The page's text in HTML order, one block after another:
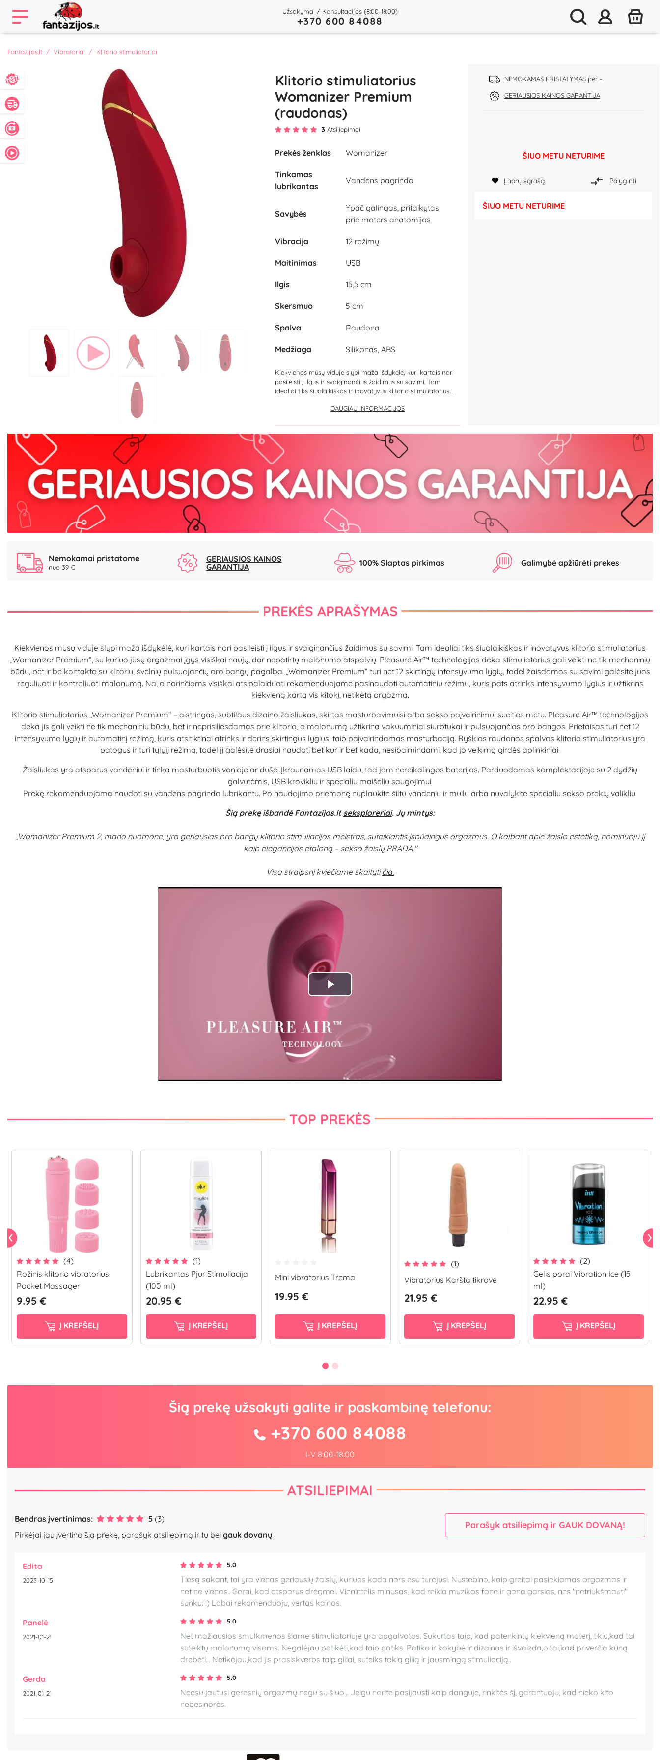
Užsakymai / Konsultacijos (8:00-18:00)
+370 600 84088
Fantazijos.lt Vibratoriai Klitorio stimuliatoriai
Video
Klitorio stimuliatorius
Womanizer Premium
(raudonas)
3 Atsiliepimai
NEMOKAMAS PRISTATYMAS per -
GERIAUSIOS KAINOS GARANTIJA
Prekės ženklas Womanizer
Tinkamas
lubrikantas
Vandens pagrindo
Savybės
Ypač galingas, pritaikytas
prie moters anatomijos
Vibracija 12 režimų
Maitinimas USB
Ilgis 15,5 cm
Skersmuo 5 cm
Spalva Raudona
Medžiaga Silikonas, ABS
Kiekvienos mūsų viduje slypi maža išdykėlė, kuri kartais nori
pasileisti į ilgus ir svaiginančius žaidimus su savimi. Tam
idealiai tiks šiuolaikiškas ir inovatyvus klitorio stimuliatorius...
DAUGIAU INFORMACIJOS
ŠIUO METU NETURIME
Į norų sąrašą Palyginti
ŠIUO METU NETURIME
Nemokamai pristatome
nuo 39 €
GERIAUSIOS KAINOS
GARANTIJA
100% Slaptas pirkimas Galimybė apžiūrėti prekes
PREKĖS APRAŠYMAS
Kiekvienos mūsų viduje slypi maža išdykėlė, kuri kartais nori pasileisti į ilgus ir svaiginančius žaidimus su savimi. Tam idealiai tiks šiuolaikiškas ir inovatyvus klitorio stimuliatorius
„Womanizer Premium“, su kuriuo jūsų orgazmai įgys visiškai naujų, dar nepatirtų malonumo atspalvių. Pleasure Air™ technologijos dėka stimuliatorius gali veikti ne tik mechaniniu
būdu, bet ir be kontakto su klitoriu, švelnių pulsuojančių oro bangų pagalba. „Womanizer Premium“ turi net 12 skirtingų intensyvumo lygių, todėl žaisdamos su savimi galėsite juos
reguliuoti ir kontroliuoti malonumą. Na, o norinčioms visiškai atsipalaiduoti rekomenduojame pasinaudoti automatiniu režimu, kuris pats atrinks intensyvumo lygius ir užtikrins
kiekvieną kartą vis kitokį, netikėtą orgazmą.
Klitorio stimuliatorius „Womanizer Premium“ – aistringas, subtilaus dizaino žaisliukas, skirtas masturbavimuisi arba sekso paįvairinimui sueities metu. Pleasure Air™ technologijos
dėka jis gali veikti ne tik mechaniniu būdu, bet ir neprisiliesdamas prie klitorio, o malonumą užtikrina vakuuminiai siurbtukai ir pulsuojančios oro bangos. Prietaisas turi net 12
intensyvumo lygių ir automatinį režimą, kuris atsitiktinai atrinks ir derins skirtingus lygius, taip paįvairindamas masturbaciją. Ryškios raudonos spalvos klitorio stimuliatorius yra
patogus ir turi tylųjį režimą, todėl jį galėsite drąsiai naudoti bet kur ir bet kada, nesibaimindami, kad jo veikimą girdės aplinkiniai.
Žaisliukas yra atsparus vandeniui ir tinka masturbuotis vonioje ar duše. Įkraunamas USB laidu, tad jam nereikalingos baterijos. Parduodamas komplektacijoje su 2 dydžių
galvutėmis, USB krovikliu ir specialiu maišeliu saugojimui.
Prekę rekomenduojama naudoti su vandens pagrindo lubrikantu. Po naudojimo priemonę nuplaukite šiltu vandeniu ir muilu arba nuvalykite specialiu sekso prekių valikliu.
Šią prekę išbandė Fantazijos.lt seksploreriai. Jų mintys:
„Womanizer Premium 2, mano nuomone, yra geriausias oro bangų klitorio stimuliacijos meistras, suteikiantis įspūdingus orgazmus. O kalbant apie žaislo estetiką, nominuoju jį
kaip elegancijos etaloną – sekso žaislų PRADA."
Visą straipsnį kviečiame skaitytičia.
Play
Video
TOP PREKĖS
(4)
Rožinis klitorio vibratorius
Pocket Massager
9.95 €
Į KREPŠELĮ
(1)
Lubrikantas Pjur Stimuliacija
(100 ml)
20.95 €
Į KREPŠELĮ
Mini vibratorius Trema
19.95 €
Į KREPŠELĮ
(1)
Vibratorius Karšta tikrovė
21.95 €
Į KREPŠELĮ
(2)
Gelis porai Vibration Ice (15
ml)
22.95 €
Į KREPŠELĮ
Šią prekę užsakyti galite ir paskambinę telefonu:
+370 600 84088
I-V 8:00-18:00
ATSILIEPIMAI
Bendras įvertinimas: 5 (3)
Pirkėjai jau įvertino šią prekę, parašyk atsiliepimą ir tu bei gauk dovanų!
Parašyk atsiliepimą ir GAUK DOVANĄ!
Edita
2023-10-15
5.0
Tiesą sakant, tai yra vienas geriausių žaislų, kuriuos kada nors esu turėjusi. Nustebino, kaip greitai pasiekiamas orgazmas ir
net ne vienas.. Gerai, kad atsparus drėgmei. Vienintelis minusas, kad reikia muzikos fone ir gana garsios, nes "netriukšmauti"
sunku. :) Labai rekomenduoju, vertas kainos.
Panelė
2021-01-21
5.0
Net mažiausios smulkmenos šiame stimuliatoriuje yra apgalvotos. Sukurtas taip, kad patenkintų kiekvieną moterį, tikiu,kad tai
suteiktų malonumą visoms. Negalėjau patikėti,kad taip patiks. Patiko ir kokybė ir dizainas ir išvaizda,o tai,kad priverčia kūną
drebėti... Netikėjau,kad jis prasiskverbs taip giliai, suteiks tokią gilią ir jausmingą stimuliaciją..
Gerda
2021-01-21
5.0
Neesu jautusi geresnių orgazmų negu su šiuo... Jeigu norite pasijausti kaip danguje, rinkitės šį, garantuoju, kad nieko kito
nebesinorės.